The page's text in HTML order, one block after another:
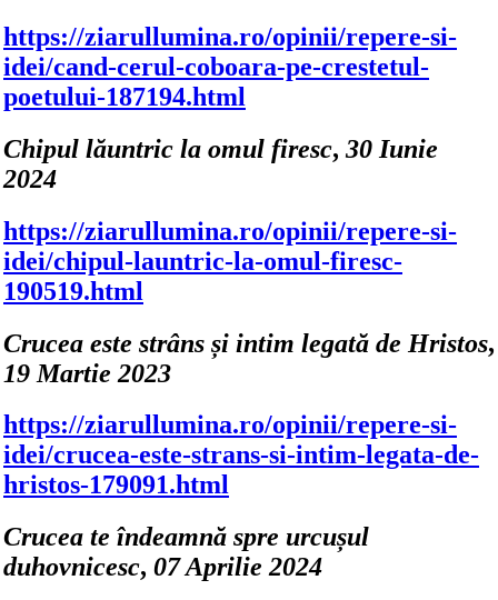
https://ziarullumina.ro/opinii/repere-si-
idei/cand-cerul-coboara-pe-crestetul-
poetului-187194.html
Chipul lăuntric la omul firesc, 30 Iunie
2024
https://ziarullumina.ro/opinii/repere-si-
idei/chipul-launtric-la-omul-firesc-
190519.html
Crucea este strâns și intim legată de Hristos,
19 Martie 2023
https://ziarullumina.ro/opinii/repere-si-
idei/crucea-este-strans-si-intim-legata-de-
hristos-179091.html
Crucea te îndeamnă spre urcușul
duhovnicesc, 07 Aprilie 2024